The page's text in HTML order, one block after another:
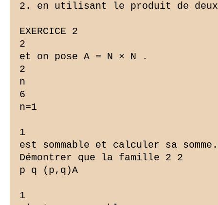
2. en utilisant le produit de deux
EXERCICE 2
2
et on pose A = N × N .
2
n
6
n=1
1
est sommable et calculer sa somme.
Démontrer que la famille 2 2
p q (p,q)A
1